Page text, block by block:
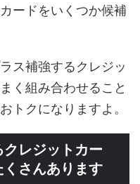
ードをいくつか候補
ス補強するクレジッ
く組み合わせること
トクになりますよ。
レジットカー
くさんあります